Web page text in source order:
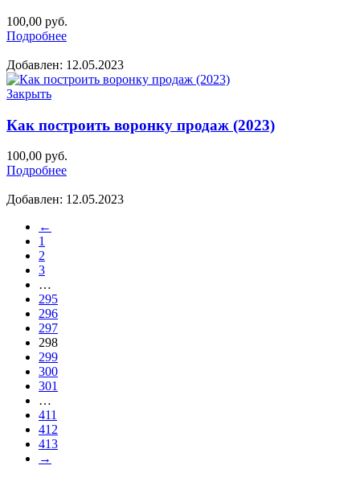
100,00 руб.
Подробнее
Добавлен: 12.05.2023
Закрыть
Как построить воронку продаж (2023)
100,00 руб.
Подробнее
Добавлен: 12.05.2023
←
1
2
3
…
295
296
297
298
299
300
301
…
411
412
413
→